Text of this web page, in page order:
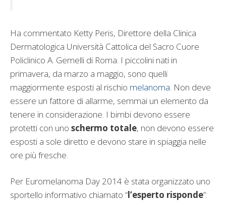
Ha commentato Ketty Peris, Direttore della Clinica
Dermatologica Università Cattolica del Sacro Cuore
Policlinico A. Gemelli di Roma. I piccolini nati in
primavera, da marzo a maggio, sono quelli
maggiormente esposti al rischio melanoma . Non deve
essere un fattore di allarme, semmai un elemento da
tenere in considerazione. I bimbi devono essere
protetti con uno schermo totale, non devono essere
esposti a sole diretto e devono stare in spiaggia nelle
ore più fresche.
Per Euromelanoma Day 2014 è stata organizzato uno
sportello informativo chiamato “l’esperto risponde”: